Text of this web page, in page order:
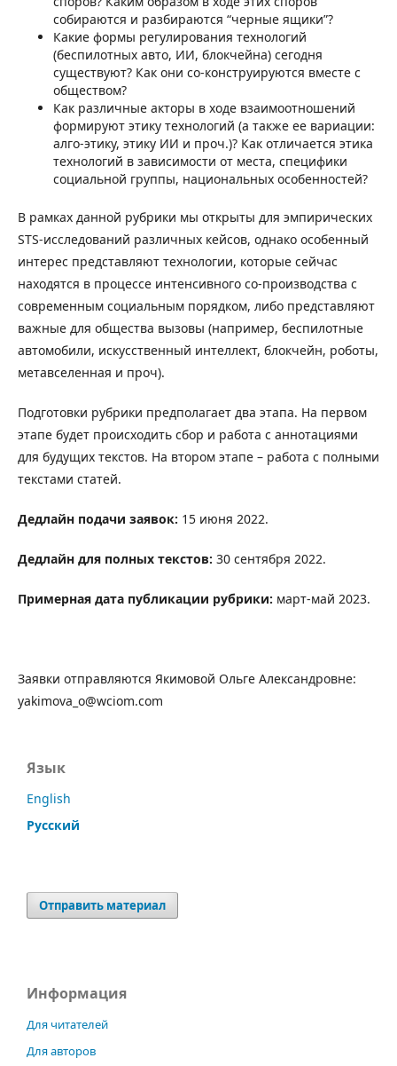
собираются и разбираются “черные ящики”?
Какие формы регулирования технологий
(беспилотных авто, ИИ, блокчейна) сегодня
существуют? Как они со-конструируются вместе с
обществом?
Как различные акторы в ходе взаимоотношений
формируют этику технологий (а также ее вариации:
алго-этику, этику ИИ и проч.)? Как отличается этика
технологий в зависимости от места, специфики
социальной группы, национальных особенностей?
В рамках данной рубрики мы открыты для эмпирических
STS-исследований различных кейсов, однако особенный
интерес представляют технологии, которые сейчас
находятся в процессе интенсивного со-производства с
современным социальным порядком, либо представляют
важные для общества вызовы (например, беспилотные
автомобили, искусственный интеллект, блокчейн, роботы,
метавселенная и проч).
Подготовки рубрики предполагает два этапа. На первом
этапе будет происходить сбор и работа с аннотациями
для будущих текстов. На втором этапе – работа с полными
текстами статей.
Дедлайн подачи заявок: 15 июня 2022.
Дедлайн для полных текстов: 30 сентября 2022.
Примерная дата публикации рубрики: март-май 2023.
Заявки отправляются Якимовой Ольге Александровне:
yakimova_o@wciom.com
Язык
English
Русский
Отправить материал
Информация
Для читателей
Для авторов